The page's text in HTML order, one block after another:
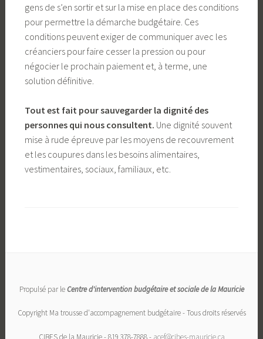
gens de s’en sortir et sur la mise en place des conditions
pour permettre la démarche budgétaire. Ces
conditions peuvent exiger de communiquer avec les
créanciers pour faire cesser la pression ou pour
négocier le prochain paiement et, à terme, une
solution définitive.
Tout est fait pour sauvegarder la dignité des
personnes qui nous consultent. Une dignité souvent
mise à rude épreuve par les moyens de recouvrement
et les coupures dans les besoins alimentaires,
vestimentaires, sociaux, familiaux, etc.
Propulsé par leCentre d'intervention budgétaire et sociale de la Mauricie
Copyright Ma trousse d'accompagnement budgétaire - Tous droits réservés